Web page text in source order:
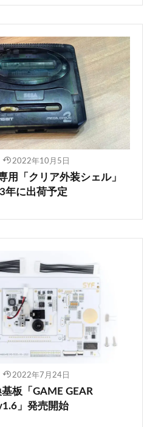
2022年10月5日
用「クリア外装シェル」
年に出荷予定
2022年7月24日
板「GAME GEAR
」発売開始